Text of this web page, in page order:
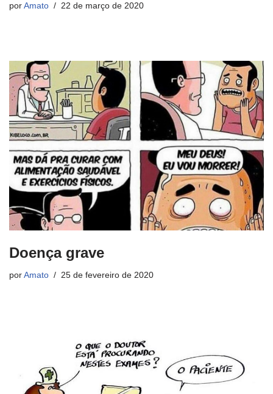
por Amato 22 de março de 2020
Doença grave
por Amato 25 de fevereiro de 2020